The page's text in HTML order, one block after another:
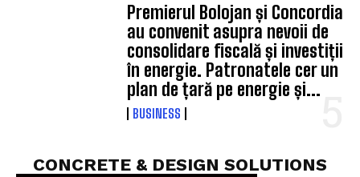
Premierul Bolojan și Concordia
au convenit asupra nevoii de
consolidare fiscală și investiții
în energie. Patronatele cer un
plan de țară pe energie și...
BUSINESS
CONCRETE & DESIGN SOLUTIONS